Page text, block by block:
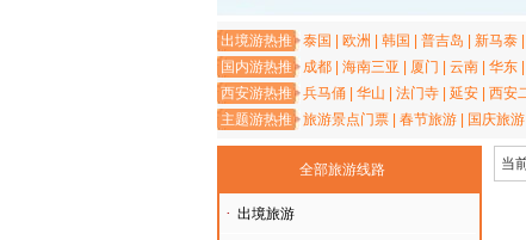
出境游热推泰国 欧洲 韩国 普吉岛 新马泰
国内游热推 成都 海南三亚 厦门 云南 华东
西安游热推兵马俑 华山 法门寺 延安 西安
主题游热推旅游景点门票 春节旅游 国庆旅游
全部旅游线路
· 出境旅游
当